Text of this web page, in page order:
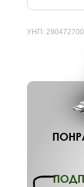
УНП: 290472700